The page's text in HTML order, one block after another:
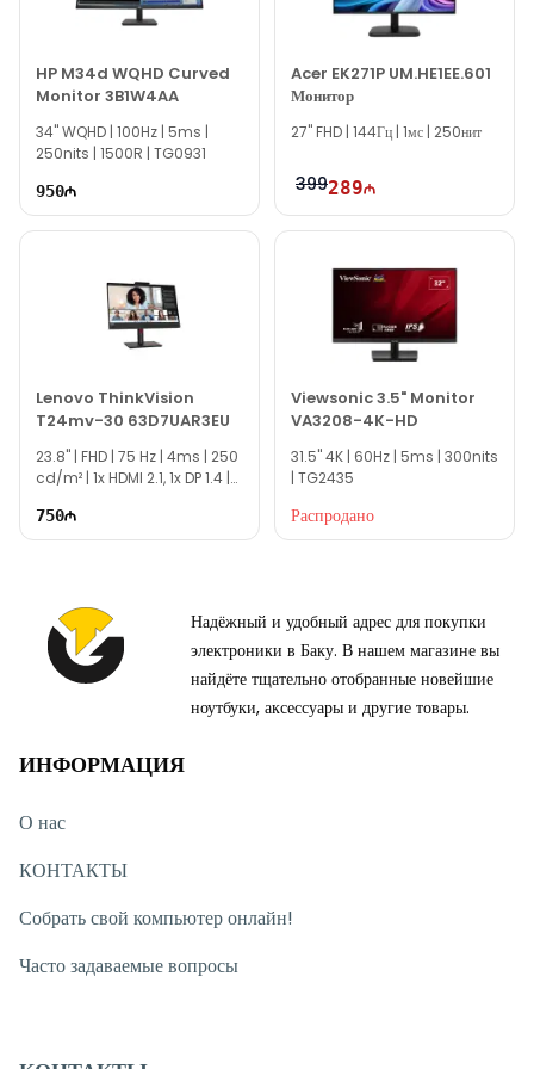
наш сайт.
Если вам нужна помощь с выбором, наши опытные
специалисты готовы помочь вам ежедневно с 10:00 до 19:00.
Благодарим вас за проявленный интерес к нашей
компании!
HP M34d WQHD Curved
Monitor 3B1W4AA
34'' WQHD | 100Hz | 5ms |
250nits | 1500R | TG0931
950
Acer EK271P UM.HE1EE.601
Монитор
27" FHD | 144Гц | 1мс | 250нит
399289
Lenovo ThinkVision
T24mv-30 63D7UAR3EU
23.8'' | FHD | 75 Hz | 4ms | 250
cd/m² | 1x HDMI 2.1, 1x DP 1.4 |
750
Viewsonic 3.5" Monitor
VA3208-4K-HD
31.5'' 4K | 60Hz | 5ms | 300nits
| TG2435
Распродано
Надёжный и удобный адрес для покупки
электроники в Баку. В нашем магазине вы
найдёте тщательно отобранные новейшие
ноутбуки, аксессуары и другие товары.
ИНФОРМАЦИЯ
О нас
КОНТАКТЫ
Собрать свой компьютер онлайн!
Часто задаваемые вопросы